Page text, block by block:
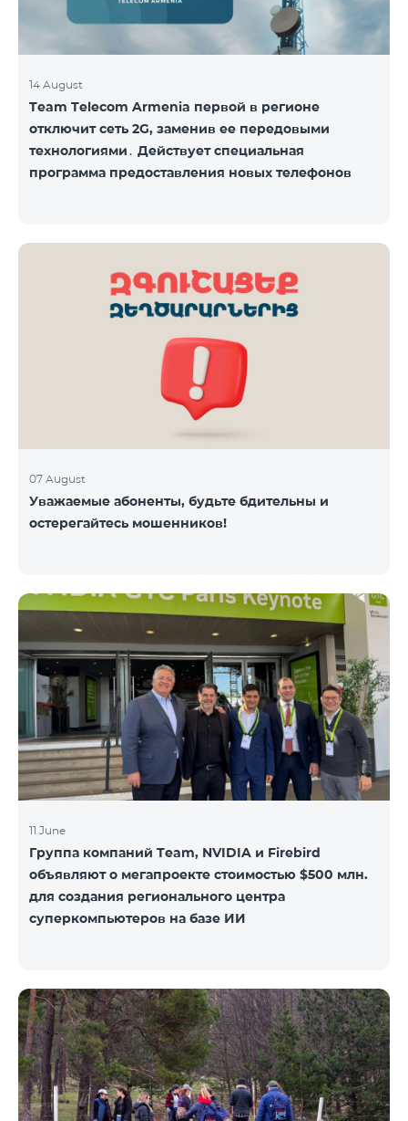
14 August
Team Telecom Armenia первой в регионе
отключит сеть 2G, заменив ее передовыми
технологиями․ Действует специальная
программа предоставления новых телефонов
07 August
Уважаемые абоненты, будьте бдительны и
остерегайтесь мошенников!
11 June
Группа компаний Team, NVIDIA и Firebird
объявляют о мегапроекте стоимостью $500 млн.
для создания регионального центра
суперкомпьютеров на базе ИИ